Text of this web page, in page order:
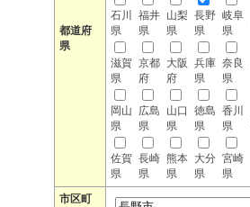
都道府
県
石川
県
福井
県
山梨
県
長野
県
岐阜
県
滋賀
県
京都
府
大阪
府
兵庫
県
奈良
県
岡山
県
広島
県
山口
県
徳島
県
香川
県
佐賀
県
長崎
県
熊本
県
大分
県
宮崎
県
市区町